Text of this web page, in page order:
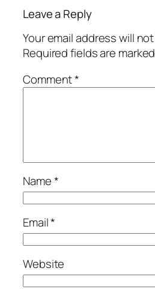
Leave a Reply
Your email address will
Required fields are
Comment*
Name*
Email*
Website